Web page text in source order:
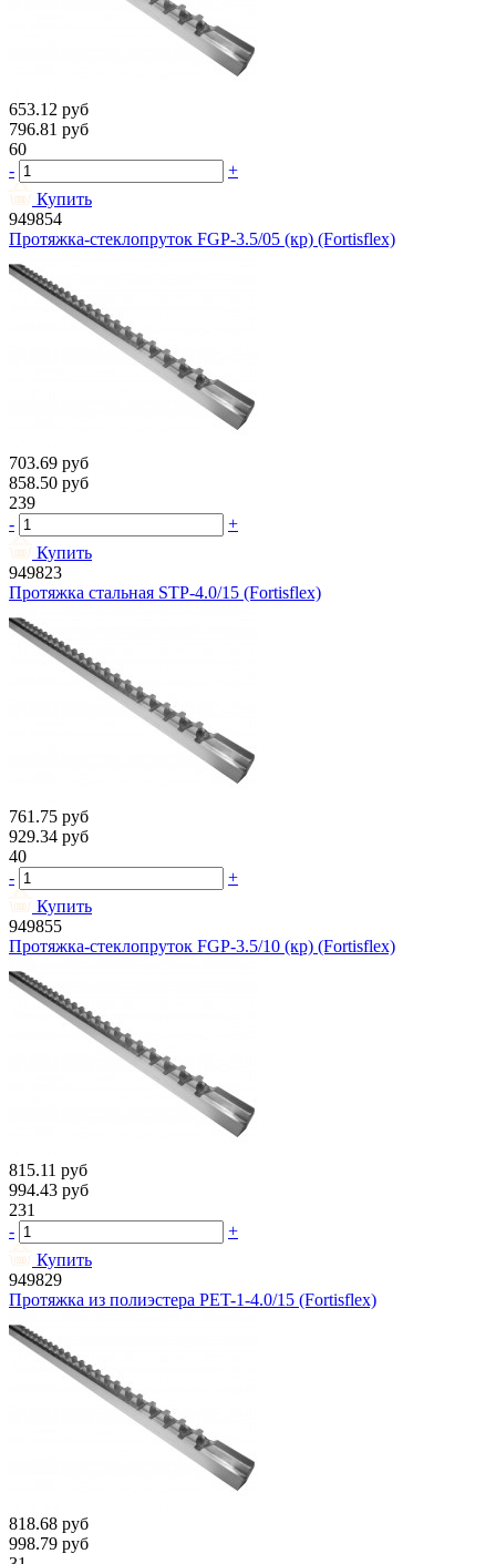
653.12 руб
796.81 руб
60
-
+
Купить
949854
Протяжка-стеклопруток FGP-3.5/05 (кр) (Fortisflex)
703.69 руб
858.50 руб
239
-
+
Купить
949823
Протяжка стальная STP-4.0/15 (Fortisflex)
761.75 руб
929.34 руб
40
-
+
Купить
949855
Протяжка-стеклопруток FGP-3.5/10 (кр) (Fortisflex)
815.11 руб
994.43 руб
231
-
+
Купить
949829
Протяжка из полиэстера PET-1-4.0/15 (Fortisflex)
818.68 руб
998.79 руб